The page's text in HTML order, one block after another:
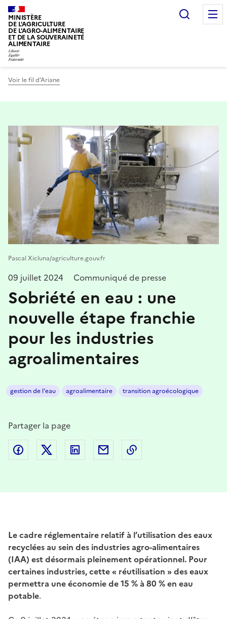
MINISTÈRE
DE L'AGRICULTURE
DE L'AGRO-ALIMENTAIRE
ET DE LA SOUVERAINETÉ
ALIMENTAIRE
Voir le fil d’Ariane
Pascal Xicluna/agriculture.gouv.fr
09 juillet 2024 Communiqué de presse
Sobriété en eau : une
nouvelle étape franchie
pour les industries
agroalimentaires
gestion de l'eau agroalimentaire transition agroécologique
Partager la page
Partager sur Facebook
Partager sur Twitter
Partager sur LinkedIn
Partager par email
Le cadre réglementaire relatif à l’utilisation des eaux
recyclées au sein des industries agro-alimentaires
(IAA) est désormais pleinement opérationnel. Pour
certaines industries, cette « réutilisation » des eaux
permettra une économie de 15 % à 80 % en eau
potable.